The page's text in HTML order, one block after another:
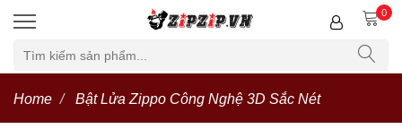
0
Home Bật Lửa Zippo Công Nghệ 3D Sắc Nét